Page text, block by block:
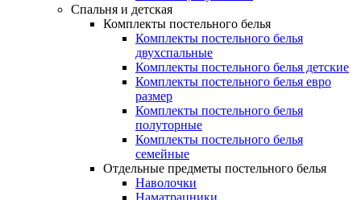
Спальня и детская
Комплекты постельного белья
Комплекты постельного белья
двухспальные
Комплекты постельного белья детские
Комплекты постельного белья евро
размер
Комплекты постельного белья
полуторные
Комплекты постельного белья
семейные
Отдельные предметы постельного белья
Наволочки
Наматрацники